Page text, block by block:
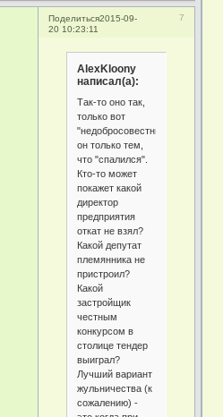
Поделиться 7
2015-09-
20 10:23:11
AlexKloony
написал(а):
Так-то оно так,
только вот
"недобросовестный"
он только тем,
что "спалился".
Кто-то может
покажет какой
директор
предприятия
откат не взял?
Какой депутат
племянника не
пристроил?
Какой
застройщик
честным
конкурсом в
столице тендер
выиграл?
Лучший вариант
жульничества (к
сожалению) -